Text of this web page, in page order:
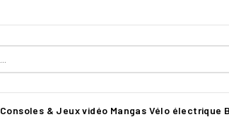
Consoles & Jeux vidéo Mangas Vélo électrique